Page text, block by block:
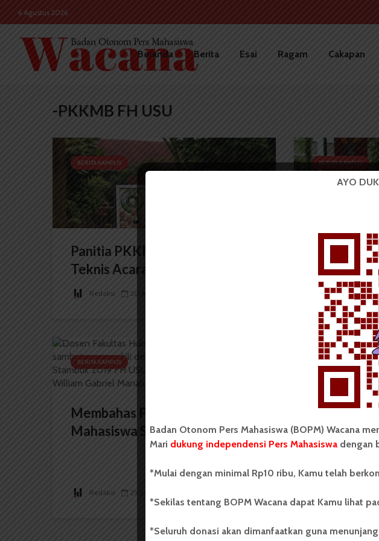
6 Agustus 2026
Beranda Berita Esai Ragam Cakapan
-PKKMB FH USU
BERITA KAMPUS
Panitia PKKMB FH USU Akui
Teknis Acara Sudah Melalui...
Redaksi 20 Agustus 2025
BERITA KAMPUS
Maba FH
Pelonco
Redaksi
BERITA KAMPUS
Membahas PKKMB FH USU,
Mahasiswa Stambuk 2019...
Redaksi 29 Juli 2022
AYO
Badan Otonom Pers Mahasiswa (BOPM) Wacana
Mari dukung independensi Pers Mahasiswadengan
*Mulai dengan minimal Rp10 ribu, Kamu telah
*Sekilas tentang BOPM Wacana dapat Kamu lihat
*Seluruh donasi akan dimanfaatkan guna